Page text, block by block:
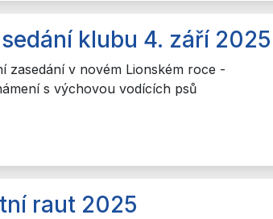
klubu 4. září 2025
zasedání v novém Lionském roce -
s výchovou vodících psů
raut 2025